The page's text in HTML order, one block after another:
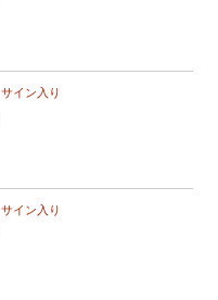
サイン入り
サイン入り